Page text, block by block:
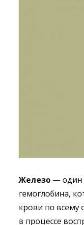
Железо— один
гемоглобина,
крови по всему
в процессе